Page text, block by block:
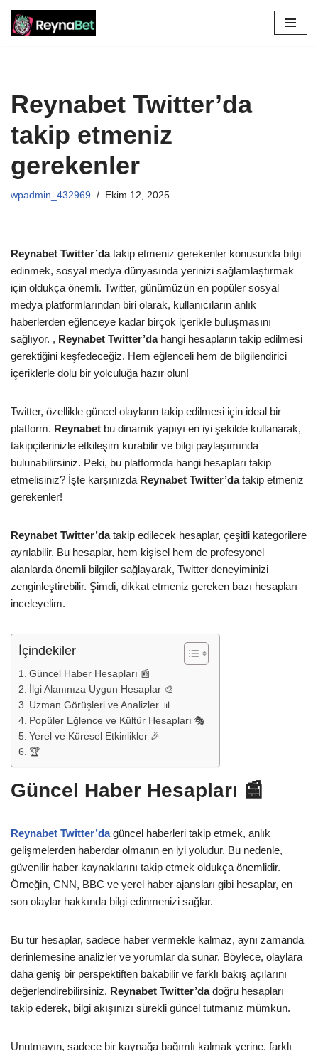
İçeriğe
Reynabet Twitter’da
takip etmeniz
gerekenler
wpadmin_432969 Ekim 12, 2025
Reynabet Twitter’datakip etmeniz gerekenler konusunda bilgi
edinmek, sosyal medya dünyasında yerinizi sağlamlaştırmak
için oldukça önemli. Twitter, günümüzün en popüler sosyal
medya platformlarından biri olarak, kullanıcıların anlık
haberlerden eğlenceye kadar birçok içerikle buluşmasını
sağlıyor. , Reynabet Twitter’dahangi hesapların takip edilmesi
gerektiğini keşfedeceğiz. Hem eğlenceli hem de bilgilendirici
içeriklerle dolu bir yolculuğa hazır olun!
Twitter, özellikle güncel olayların takip edilmesi için ideal bir
platform. Reynabet bu dinamik yapıyı en iyi şekilde kullanarak,
takipçilerinizle etkileşim kurabilir ve bilgi paylaşımında
bulunabilirsiniz. Peki, bu platformda hangi hesapları takip
etmelisiniz? İşte karşınızda Reynabet Twitter’datakip etmeniz
gerekenler!
Reynabet Twitter’datakip edilecek hesaplar, çeşitli kategorilere
ayrılabilir. Bu hesaplar, hem kişisel hem de profesyonel
alanlarda önemli bilgiler sağlayarak, Twitter deneyiminizi
zenginleştirebilir. Şimdi, dikkat etmeniz gereken bazı hesapları
inceleyelim.
İçindekiler
Güncel Haber Hesapları 📰
İlgi Alanınıza Uygun Hesaplar 🎨
Uzman Görüşleri ve Analizler 📊
Popüler Eğlence ve Kültür Hesapları 🎭
Yerel ve Küresel Etkinlikler 🎉
🏆
Güncel Haber Hesapları 📰
Reynabet Twitter’dagüncel haberleri takip etmek, anlık
gelişmelerden haberdar olmanın en iyi yoludur. Bu nedenle,
güvenilir haber kaynaklarını takip etmek oldukça önemlidir.
Örneğin, CNN, BBC ve yerel haber ajansları gibi hesaplar, en
son olaylar hakkında bilgi edinmenizi sağlar.
Bu tür hesaplar, sadece haber vermekle kalmaz, aynı zamanda
derinlemesine analizler ve yorumlar da sunar. Böylece, olaylara
daha geniş bir perspektiften bakabilir ve farklı bakış açılarını
değerlendirebilirsiniz. Reynabet Twitter’dadoğru hesapları
takip ederek, bilgi akışınızı sürekli güncel tutmanız mümkün.
Unutmayın, sadece bir kaynağa bağımlı kalmak yerine, farklı